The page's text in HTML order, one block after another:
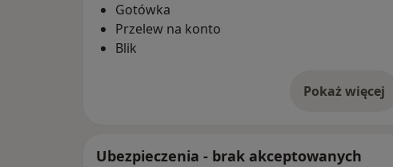
Gotówka
Przelew na konto
Blik
Pokaż więcej
o adresie
Ubezpieczenia - brak akceptowanych